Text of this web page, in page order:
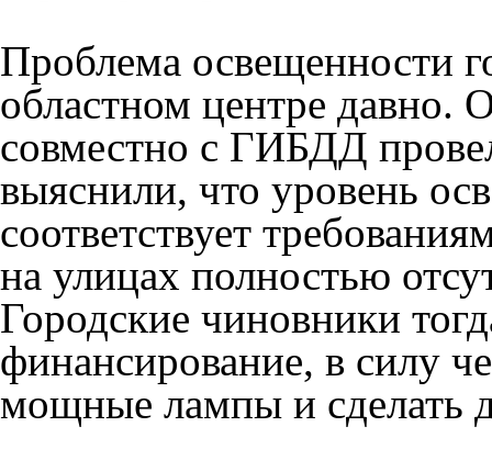
Проблема освещенности
областном центре
совместно с ГИБДД
выяснили, что уровень
соответствует
на улицах полностью
Городские чиновники
финансирование, в силу
мощные лампы и сделать